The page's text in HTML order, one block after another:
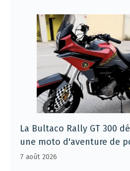
La Bultaco Rally GT 300
une moto d'aventure de
7 août 2026